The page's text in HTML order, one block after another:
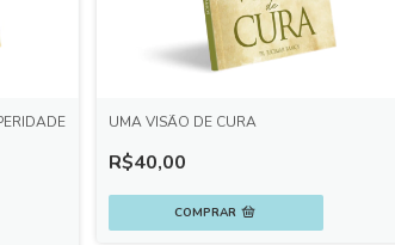
UMA VISÃO DE CURA
R$40,00